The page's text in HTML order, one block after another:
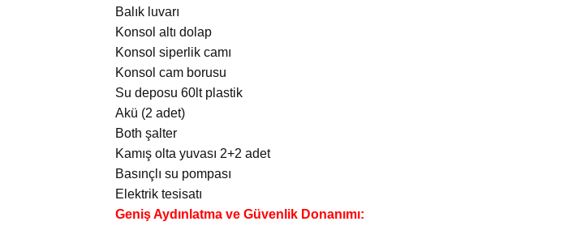
Balık luvarı
Konsol altı dolap
Konsol siperlik camı
Konsol cam borusu
Su deposu 60lt plastik
Akü (2 adet)
Both şalter
Kamış olta yuvası 2+2 adet
Basınçlı su pompası
Elektrik tesisatı
Geniş Aydınlatma ve Güvenlik Donanımı: